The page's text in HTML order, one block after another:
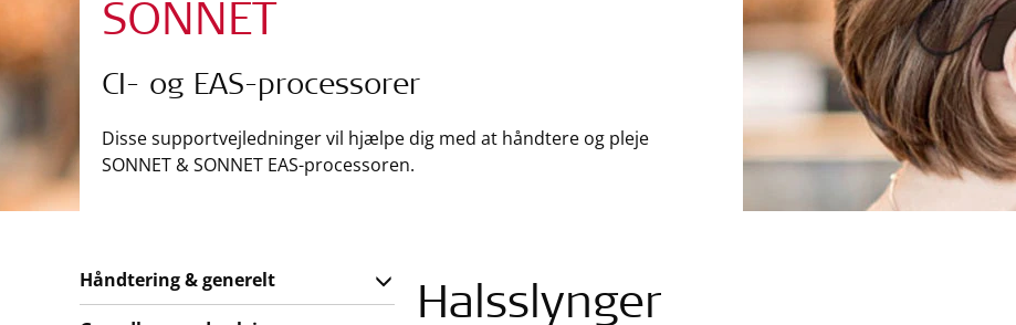
SONNET
CI- og EAS-processorer
Disse supportvejledninger vil hjælpe dig med at håndtere og pleje
SONNET & SONNET EAS-processoren.
Halsslynger
Håndtering & generelt